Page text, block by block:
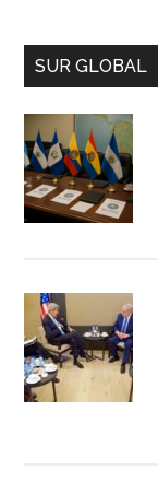
SUR GLOBAL